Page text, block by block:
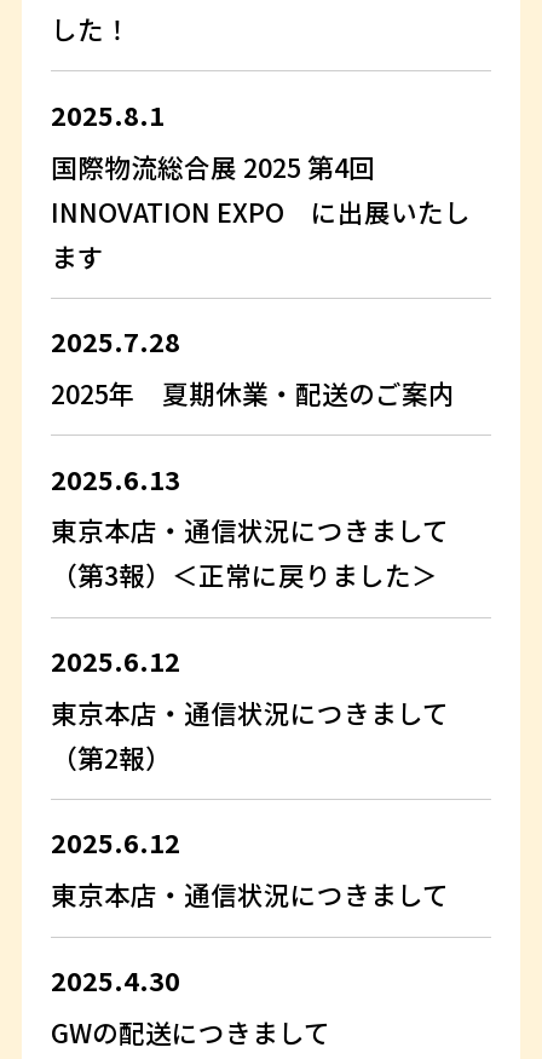
した！
2025.8.1
国際物流総合展 2025 第4回
INNOVATION EXPO に出展いたし
ます
2025.7.28
2025年 夏期休業・配送のご案内
2025.6.13
東京本店・通信状況につきまして
（第3報）＜正常に戻りました＞
2025.6.12
東京本店・通信状況につきまして
（第2報）
2025.6.12
東京本店・通信状況につきまして
2025.4.30
GWの配送につきまして